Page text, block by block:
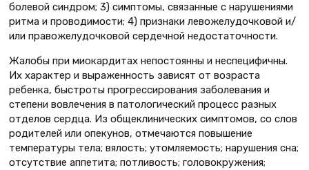
болевой синдром; 3) симптомы, связанные с нарушениями
ритма и проводимости; 4) признаки левожелудочковой и/
или правожелудочковой сердечной недостаточности.
Жалобы при миокардитах непостоянны и неспецифичны.
Их характер и выраженность зависят от возраста
ребенка, быстроты прогрессирования заболевания и
степени вовлечения в патологический процесс разных
отделов сердца. Из общеклинических симптомов, со слов
родителей или опекунов, отмечаются повышение
температуры тела; вялость; утомляемость; нарушения сна;
отсутствие аппетита; потливость; головокружения;